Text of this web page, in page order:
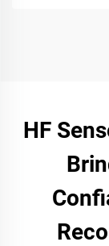
HF